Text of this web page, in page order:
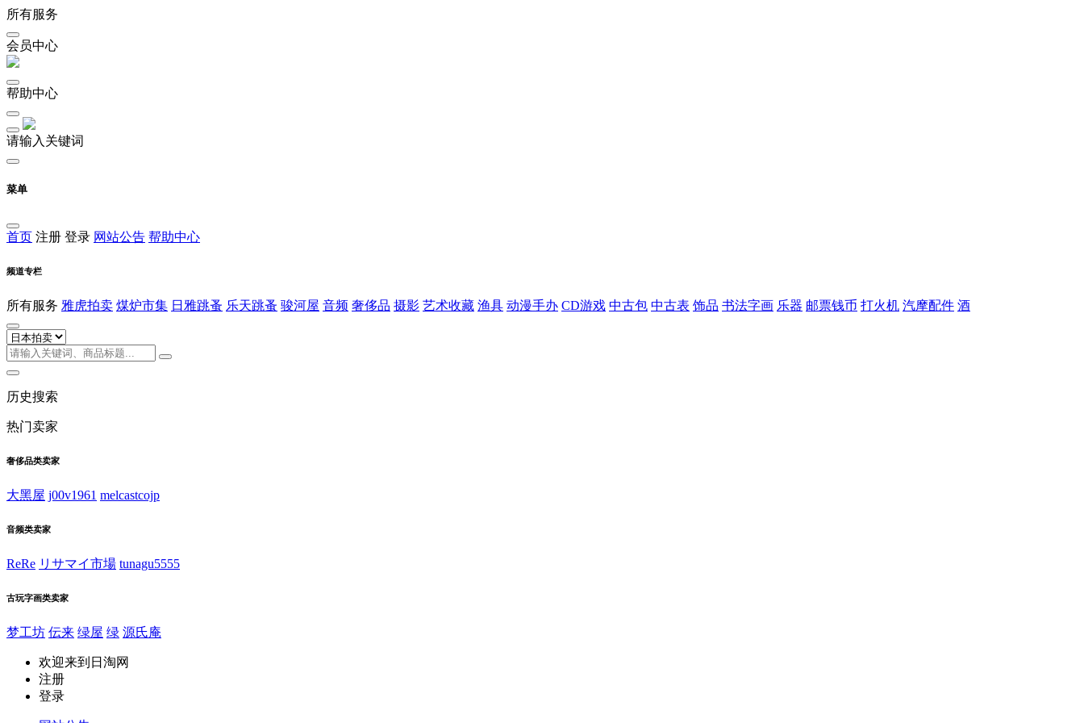
所有服务
会员中心
帮助中心
请输入关键词
菜单
首页 注册 登录 网站公告 帮助中心
频道专栏
所有服务 雅虎拍卖 煤炉市集 日雅跳蚤 乐天跳蚤 骏河屋 音频 奢侈品 摄影 艺术收藏 渔具 动漫手办 CD游戏 中古包 中古表 饰品 书法字画 乐器 邮票钱币 打火机 汽摩配件 酒
历史搜索
热门卖家
奢侈品类卖家
大黑屋 j00v1961 melcastcojp
音频类卖家
ReRe リサマイ市場 tunagu5555
古玩字画类卖家
梦工坊 伝来 绿屋 绿 源氏庵
欢迎来到日淘网
注册
登录